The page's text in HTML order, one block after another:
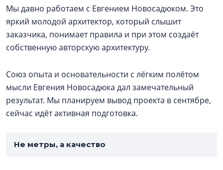
Мы давно работаем с Евгением Новосадюком. Это
яркий молодой архитектор, который слышит
заказчика, понимает правила и при этом создаёт
собственную авторскую архитектуру.
Союз опыта и основательности с лёгким полётом
мысли Евгения Новосадюка дал замечательный
результат. Мы планируем вывод проекта в сентябре,
сейчас идёт активная подготовка.
Не метры, а качество